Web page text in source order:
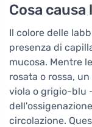
Cosa causa
Il colore delle
presenza di
mucosa. Mentre
rosata o rossa,
viola o grigio-blu
circolazione.